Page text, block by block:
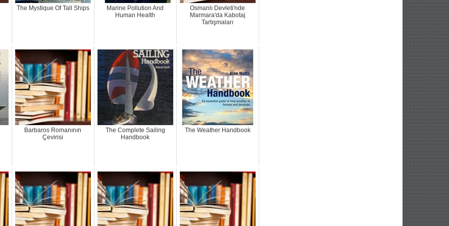
The Mystique Of Tall Ships
Marine Pollution And
Human Health
Osmanlı Devleti'nde
Marmara'da Kabotaj
Tartışmaları
Barbaros Romanının
Çevirisi
The Complete Sailing
Handbook
The Weather Handbook